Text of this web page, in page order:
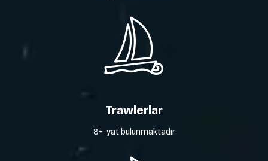
Trawlerlar
8+ yat bulunmaktadır